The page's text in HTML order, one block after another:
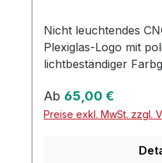
Nicht leuchtendes
Plexiglas-Logo mit
lichtbeständiger
Regulärer Preis:
Ab 65,00 €
Preise exkl. MwSt. zzgl.